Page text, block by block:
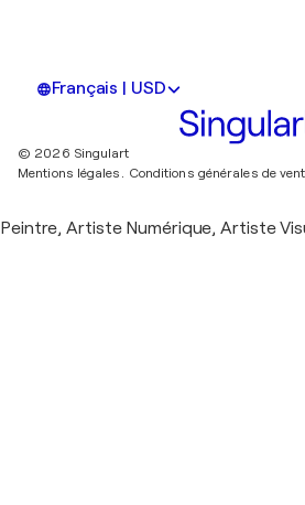
Français | USD
© 2026 Singulart
Mentions légales. Conditions générales de
Peintre, Artiste Numérique, Artiste